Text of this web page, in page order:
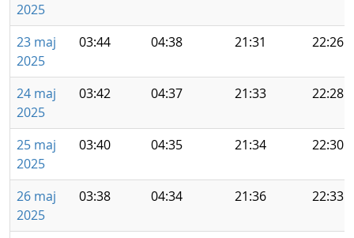
2025
23 maj
2025
03:44 04:38 21:31 22:26
24 maj
2025
03:42 04:37 21:33 22:28
25 maj
2025
03:40 04:35 21:34 22:30
26 maj
2025
03:38 04:34 21:36 22:33